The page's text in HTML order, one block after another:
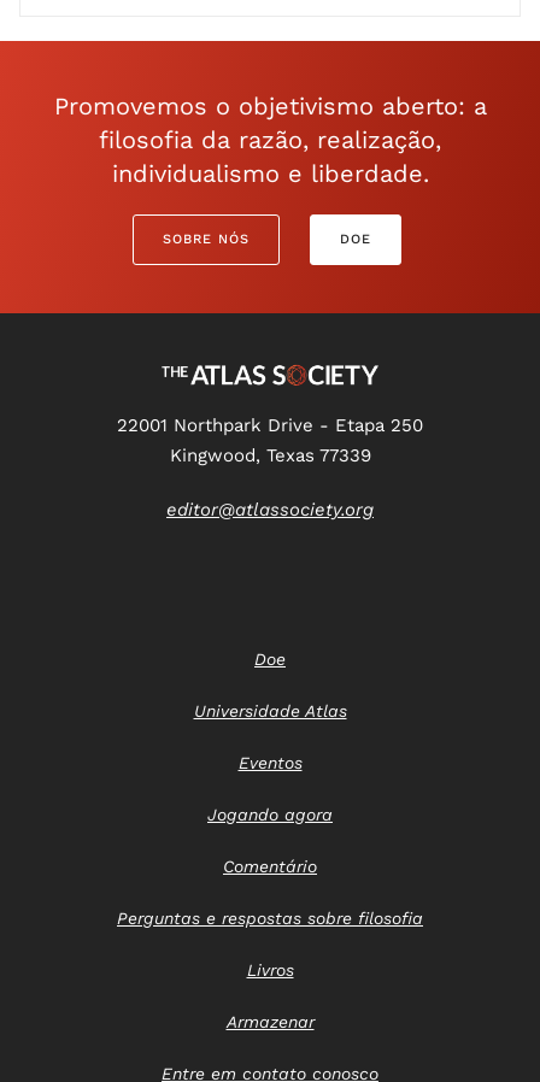
Promovemos o objetivismo aberto: a
filosofia da razão, realização,
individualismo e liberdade.
SOBRE NÓS DOE
22001 Northpark Drive - Etapa 250
Kingwood, Texas 77339
editor@atlassociety.org
Doe
Universidade Atlas
Eventos
Jogando agora
Comentário
Perguntas e respostas sobre filosofia
Livros
Armazenar
Entre em contato conosco